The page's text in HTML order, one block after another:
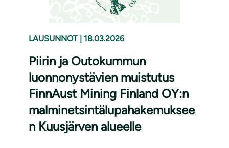
LAUSUNNOT 18.03.2026
Piirin ja Outokummun
luonnonystävien muistutus
FinnAust Mining Finland OY:n
malminetsintälupahakemuksee
n Kuusjärven alueelle